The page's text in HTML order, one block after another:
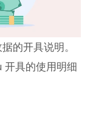
的开具说明。
开具的使用明细